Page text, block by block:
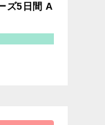
ズ5日間 A